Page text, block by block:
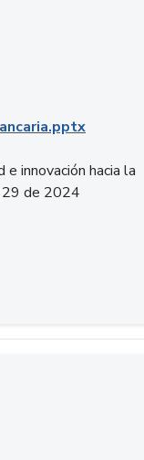
innovación hacia la
29 de 2024